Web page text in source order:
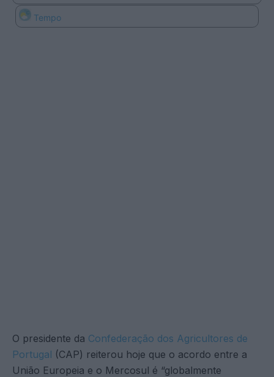
Tempo
O presidente da Confederação dos Agricultores de
Portugal (CAP) reiterou hoje que o acordo entre a
União Europeia e o Mercosul é “globalmente